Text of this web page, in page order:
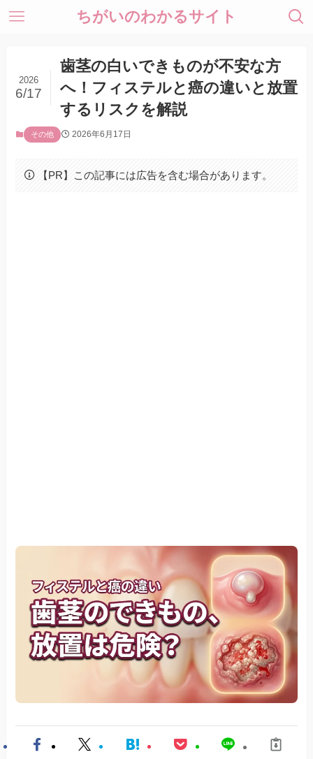
ちがいのわかるサイト
歯茎の白いできものが不安な方
へ！フィステルと癌の違いと放置
するリスクを解説
2026
6/17
その他 2026年6月17日
【PR】この記事には広告を含む場合があります。